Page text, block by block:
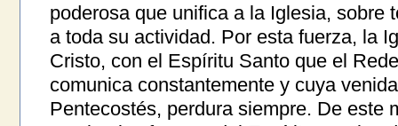
poderosa que unifica a la Iglesia, sobre
a toda su actividad. Por esta fuerza, la
Cristo, con el Espíritu Santo que el
comunica constantemente y cuya
Pentecostés, perdura siempre. De este